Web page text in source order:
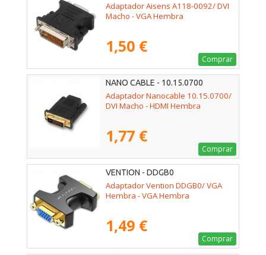
Adaptador Aisens A118-0092/ DVI
Macho - VGA Hembra
1,50 €
Comprar
NANO CABLE - 10.15.0700
Adaptador Nanocable 10.15.0700/
DVI Macho - HDMI Hembra
1,77 €
Comprar
VENTION - DDGB0
Adaptador Vention DDGB0/ VGA
Hembra - VGA Hembra
1,49 €
Comprar